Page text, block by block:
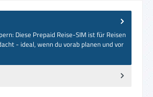
Diese Prepaid Reise-SIM ist für Reisen
- ideal, wenn du vorab planen und vor